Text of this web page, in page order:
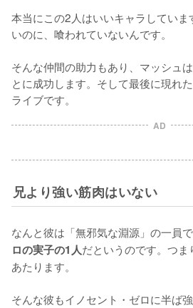
本当にこの2人はいいキャラしてい
いのに、喰われていないんです。
そんな仲間の助力もあり、マッシュ
とに成功します。そして最後に現れ
ライブです。
AD
兄より強い筋肉はいない
なんと彼は「無邪気な淵源」の一員で
ロの実子の1人だというのです。つ
あたります。
そんな彼もイノセント・ゼロに半ば強